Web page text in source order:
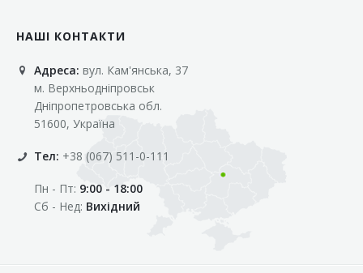
«Свіжачок»
«Сільпо»
«Фора»
«Фреш»
«Фуршет»
«Цент»
НАШІ КОНТАКТИ
Адреса: вул. Кам'янська, 37
м. Верхньодніпровськ
Дніпропетровська обл.
51600, Україна
Тел: +38 (067) 511-0-111
Пн - Пт: 9:00 - 18:00
Сб - Нед: Вихідний